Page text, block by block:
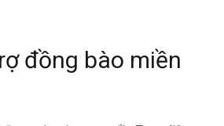
đồng bào miền